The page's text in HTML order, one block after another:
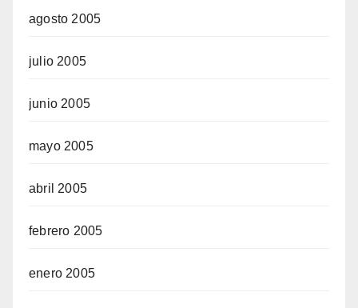
agosto 2005
julio 2005
junio 2005
mayo 2005
abril 2005
febrero 2005
enero 2005